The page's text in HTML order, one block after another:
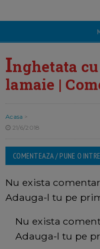
Inghetata
lamaie |
Acasa >
21/6/2018
COMENTEAZA / PUNE O
Nu exista
Adauga-l tu pe
Nu exista
Adauga-l tu pe